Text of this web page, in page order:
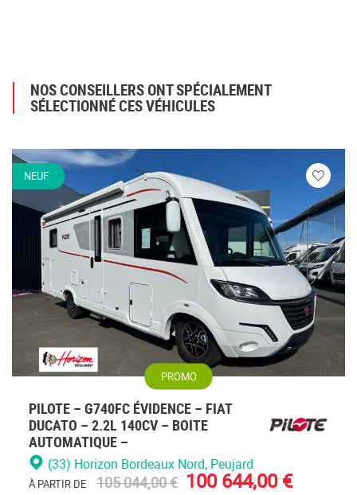
NOS CONSEILLERS ONT SPÉCIALEMENT
SÉLECTIONNÉ CES VÉHICULES
NEUF
Veuillez
vous
PROMO
PILOTE – G740FC ÉVIDENCE – FIAT
DUCATO – 2.2L 140CV – BOITE
AUTOMATIQUE –
(33) Horizon Bordeaux Nord, Peujard
À PARTIR DE 105 044,00 € 100 644,00 €